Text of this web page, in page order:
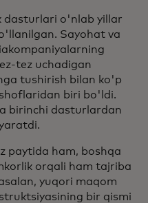
dasturlari o'nlab yillar
Sayohat va
tez uchadigan
tushirish bilan ko'p
biri bo'ldi.
birinchi dasturlardan
paytida ham, boshqa
orqali ham tajriba
yuqori maqom
bir qismi